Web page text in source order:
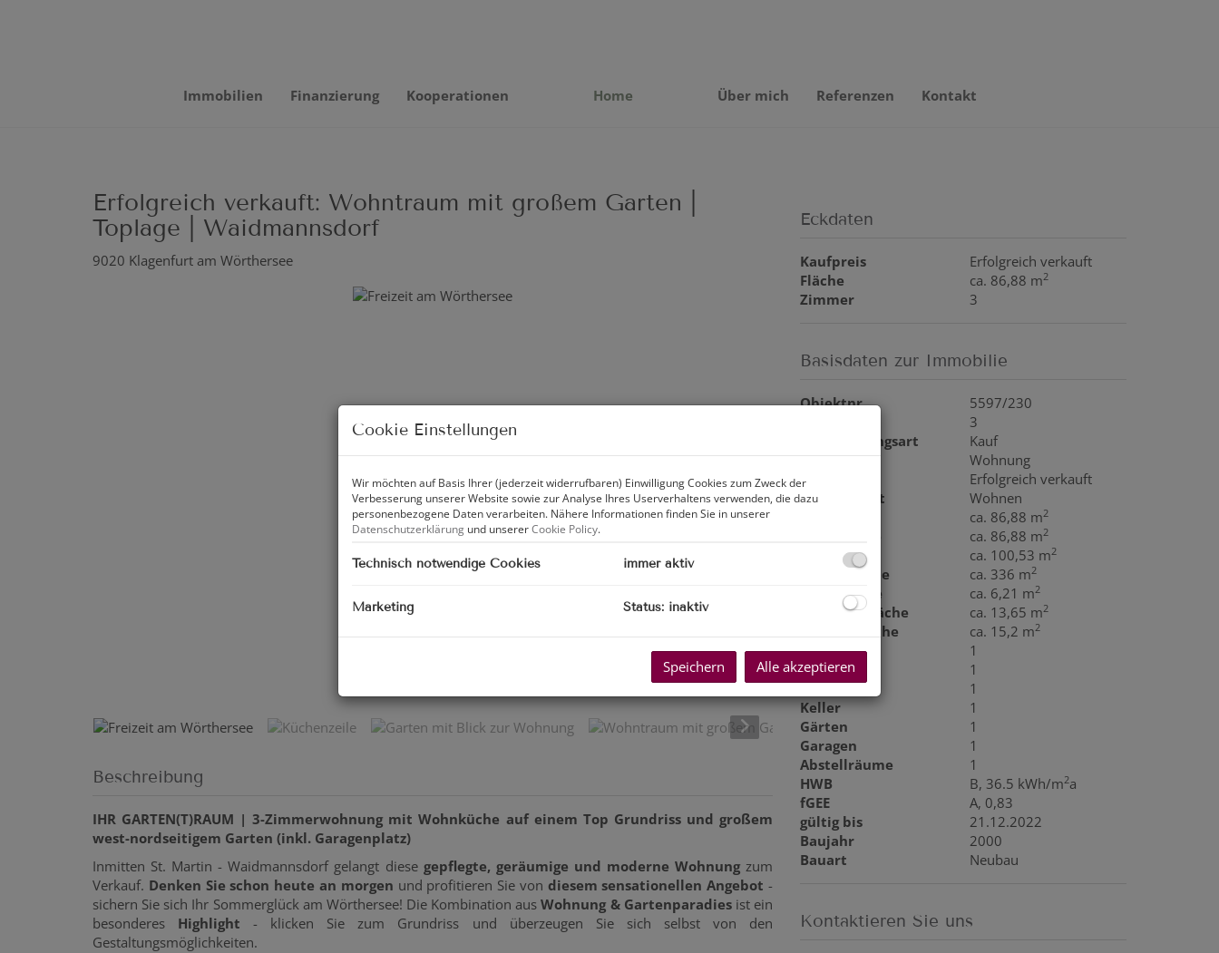
Immobilien Finanzierung Kooperationen Home Über mich Referenzen Kontakt
Erfolgreich verkauft: Wohntraum mit großem Garten |
Toplage | Waidmannsdorf
9020 Klagenfurt am Wörthersee
Beschreibung
IHR GARTEN(T)RAUM | 3-Zimmerwohnung mit Wohnküche auf einem Top Grundriss und großem
west-nordseitigem Garten (inkl. Garagenplatz)
Inmitten St. Martin - Waidmannsdorf gelangt diese gepflegte, geräumige und moderne Wohnungzum
Verkauf. Denken Sie schon heute an morgen und profitieren Sie von diesem sensationellen Angebot-
sichern Sie sich Ihr Sommerglück am Wörthersee! Die Kombination ausWohnung & Gartenparadies ist ein
besonderes Highlight - klicken Sie zum Grundriss und überzeugen Sie sich selbst von den
Gestaltungsmöglichkeiten.
Eckdaten
Kaufpreis
Erfolgreich verkauft
Fläche
ca. 86,88 m2
Zimmer 3
Basisdaten zur Immobilie
Objektnr.
5597/230
3
Vermarktungsart
Kauf
Objektart
Wohnung
Kaufpreis
Erfolgreich verkauft
Nutzungsart
Wohnen
ca. 86,88 m2
ca. 86,88 m2
Nutzfläche ca. 100,53 m2
Gartenfläche ca. 336 m2
Kellerfläche ca. 6,21 m2
Terrassenfläche ca. 13,65 m2
Garagenfläche ca. 15,2 m2
Bäder
1
WC
1
Terrassen
1
Keller
1
Gärten
1
Garagen
1
Abstellräume
1
HWB
B, 36.5 kWh/m2a
fGEE
A, 0,83
gültig bis
21.12.2022
Baujahr
2000
Bauart
Neubau
Kontaktieren Sie uns
Cookie Einstellungen
Wir möchten auf Basis Ihrer (jederzeit widerrufbaren) Einwilligung Cookies zum Zweck der
Verbesserung unserer Website sowie zur Analyse Ihres Userverhaltens verwenden, die dazu
personenbezogene Daten verarbeiten. Nähere Informationen finden Sie in unserer
Datenschutzerklärung und unsererCookie Policy.
Technisch notwendige Cookies immer aktiv
Marketing Status: inaktiv
Speichern Alle akzeptieren